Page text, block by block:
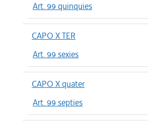
Art. 99 quinquies
CAPO X TER
Art. 99 sexies
CAPO X quater
Art. 99 septies